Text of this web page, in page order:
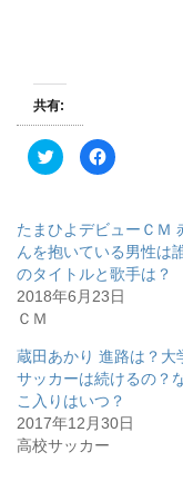
共有:
ク
リ
て
T
w
i
t
t
e
有
(
新
し
い
ウ
ィ
ン
F
a
o
o
k
で
共
有
す
ク
リ
ッ
ク
し
て
だ
たまひよデビューＣＭ
んを抱いている男性は
のタイトルと歌手は？
2018年6月23日
ＣＭ
蔵田あかり 進路は？大
サッカーは続けるの？
こ入りはいつ？
2017年12月30日
高校サッカー